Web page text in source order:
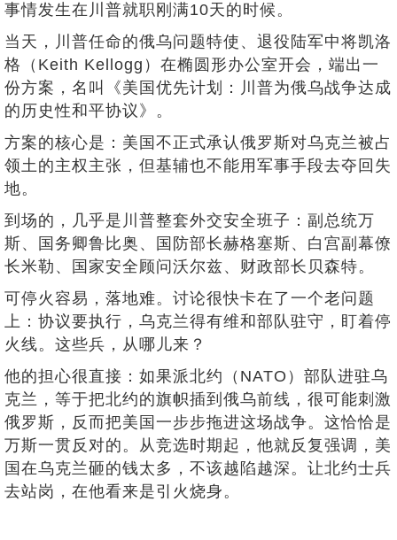
事情发生在川普就职刚满10天的时候。
当天，川普任命的俄乌问题特使、退役陆军中将凯洛
格（Keith Kellogg）在椭圆形办公室开会，端出一
份方案，名叫《美国优先计划：川普为俄乌战争达成
的历史性和平协议》。
方案的核心是：美国不正式承认俄罗斯对乌克兰被占
领土的主权主张，但基辅也不能用军事手段去夺回失
地。
到场的，几乎是川普整套外交安全班子：副总统万
斯、国务卿鲁比奥、国防部长赫格塞斯、白宫副幕僚
长米勒、国家安全顾问沃尔兹、财政部长贝森特。
可停火容易，落地难。讨论很快卡在了一个老问题
上：协议要执行，乌克兰得有维和部队驻守，盯着停
火线。这些兵，从哪儿来？
他的担心很直接：如果派北约（NATO）部队进驻乌
克兰，等于把北约的旗帜插到俄乌前线，很可能刺激
俄罗斯，反而把美国一步步拖进这场战争。这恰恰是
万斯一贯反对的。从竞选时期起，他就反复强调，美
国在乌克兰砸的钱太多，不该越陷越深。让北约士兵
去站岗，在他看来是引火烧身。